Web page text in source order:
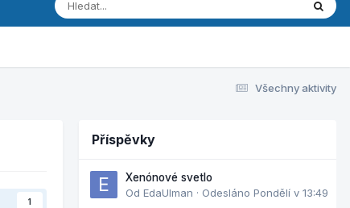
Všechny aktivity
1
Příspěvky
Xenónové svetlo
Od EdaUlman · Odesláno Pondělí v 13:49